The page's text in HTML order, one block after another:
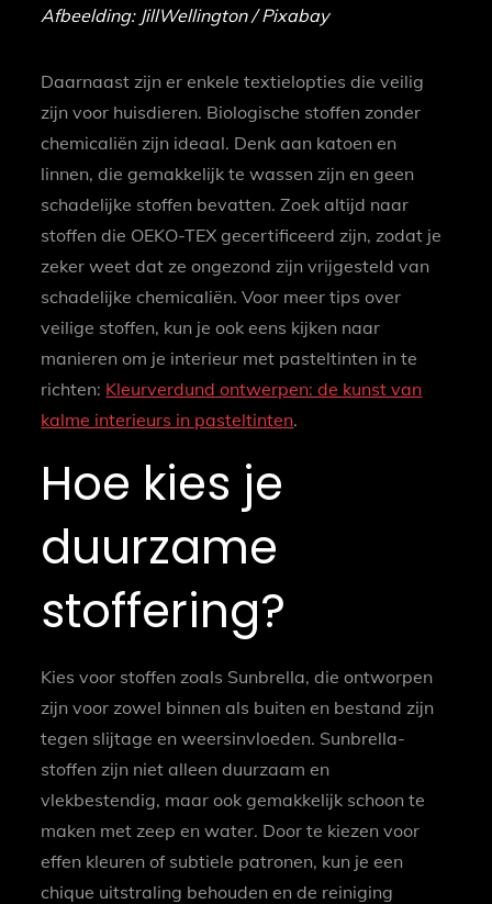
Afbeelding: JillWellington / Pixabay
Daarnaast zijn er enkele textielopties die veilig
zijn voor huisdieren. Biologische stoffen zonder
chemicaliën zijn ideaal. Denk aan katoen en
linnen, die gemakkelijk te wassen zijn en geen
schadelijke stoffen bevatten. Zoek altijd naar
stoffen die OEKO-TEX gecertificeerd zijn, zodat je
zeker weet dat ze ongezond zijn vrijgesteld van
schadelijke chemicaliën. Voor meer tips over
veilige stoffen, kun je ook eens kijken naar
manieren om je interieur met pasteltinten in te
richten: Kleurverdund ontwerpen: de kunst van
kalme interieurs in pasteltinten.
Hoe kies je
duurzame
stoffering?
Kies voor stoffen zoals Sunbrella, die ontworpen
zijn voor zowel binnen als buiten en bestand zijn
tegen slijtage en weersinvloeden. Sunbrella-
stoffen zijn niet alleen duurzaam en
vlekbestendig, maar ook gemakkelijk schoon te
maken met zeep en water. Door te kiezen voor
effen kleuren of subtiele patronen, kun je een
chique uitstraling behouden en de reiniging